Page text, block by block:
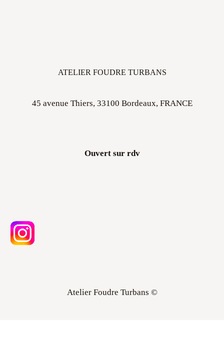
ATELIER FOUDRE TURBANS
45 avenue Thiers, 33100 Bordeaux, FRANCE
Ouvert sur rdv
Atelier Foudre Turbans ©